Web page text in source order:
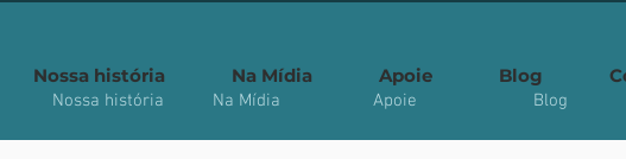
Nossa história Na Mídia Apoie Blog
Nossa história Na Mídia Apoie Blog